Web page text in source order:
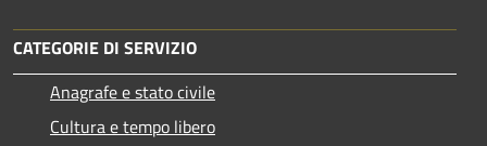
CATEGORIE DI SERVIZIO
Anagrafe e stato civile
Cultura e tempo libero